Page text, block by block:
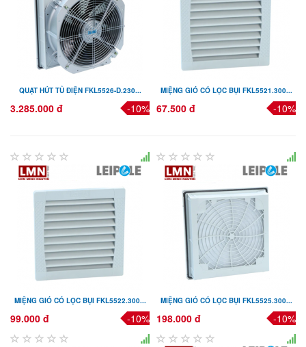
QUẠT HÚT TỦ ĐIỆN FKL5526-D.230...
3.285.000 đ -10%
MIỆNG GIÓ CÓ LỌC BỤI FKL5521.300...
67.500 đ -10%
MIỆNG GIÓ CÓ LỌC BỤI FKL5522.300...
99.000 đ -10%
MIỆNG GIÓ CÓ LỌC BỤI FKL5525.300...
198.000 đ -10%